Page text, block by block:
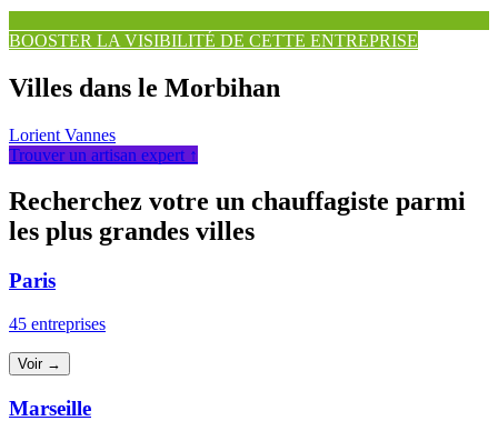
BOOSTER LA VISIBILITÉ DE CETTE ENTREPRISE
Villes dans le Morbihan
Lorient Vannes
Trouver un artisan expert ↑
Recherchez votre un chauffagiste parmi
les plus grandes villes
Paris
45 entreprises
Voir →
Marseille